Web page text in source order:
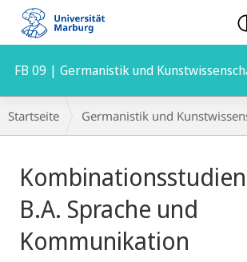
Mobile-
Navigation
FB 09 | Germanistik und
Hauptinhalt
Breadcrumb-
Navigation
Startseite Germanistik und
B.A. Sprache und
Kommunikation